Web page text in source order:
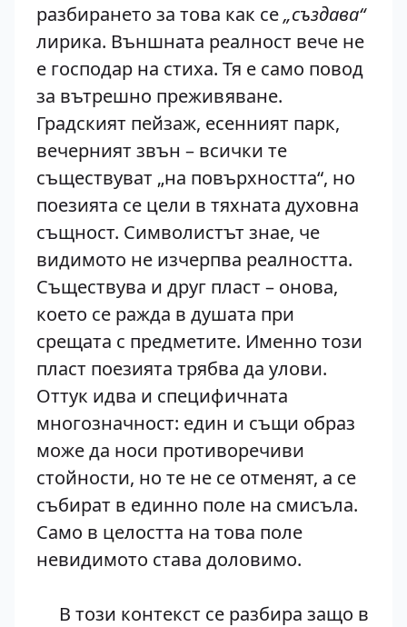
разбирането за това как се„създава“
лирика. Външната реалност вече не
е господар на стиха. Тя е само повод
за вътрешно преживяване.
Градският пейзаж, есенният парк,
вечерният звън – всички те
съществуват „на повърхността“, но
поезията се цели в тяхната духовна
същност. Символистът знае, че
видимото не изчерпва реалността.
Съществува и друг пласт – онова,
което се ражда в душата при
срещата с предметите. Именно този
пласт поезията трябва да улови.
Оттук идва и специфичната
многозначност: един и същи образ
може да носи противоречиви
стойности, но те не се отменят, а се
събират в единно поле на смисъла.
Само в целостта на това поле
невидимото става доловимо.
В този контекст се разбира защо в